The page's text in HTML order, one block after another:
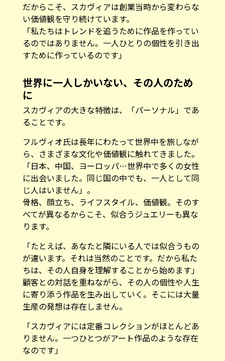
だからこそ、スカヴィアは創業当時から変わらな
い価値観を守り続けています。
「私たちはトレンドを追うために作品を作ってい
るのではありません。一人ひとりの個性を引き出
すために作っているのです」
世界に一人しかいない、その人のため
に
スカヴィアの大きな特徴は、「パーソナル」であ
ることです。
フルヴィオ氏は長年にわたって世界中を旅しなが
ら、さまざまな文化や価値観に触れてきました。
「日本、中国、ヨーロッパ…世界中で多くの女性
に出会いました。同じ国の中でも、一人として同
じ人はいません」。
骨格、顔立ち、ライフスタイル、価値観。そのす
べてが異なるからこそ、似合うジュエリーも異な
ります。
「たとえば、あなたと隣にいる人では似合うもの
が違います。それは当然のことです。だから私た
ちは、その人自身を理解することから始めます」
顧客との対話を重ねながら、その人の個性や人生
に寄り添う作品を生み出していく。そこには大量
生産の発想は存在しません。
「スカヴィアには定番コレクションがほとんどあ
りません。一つひとつがアート作品のような存在
なのです」